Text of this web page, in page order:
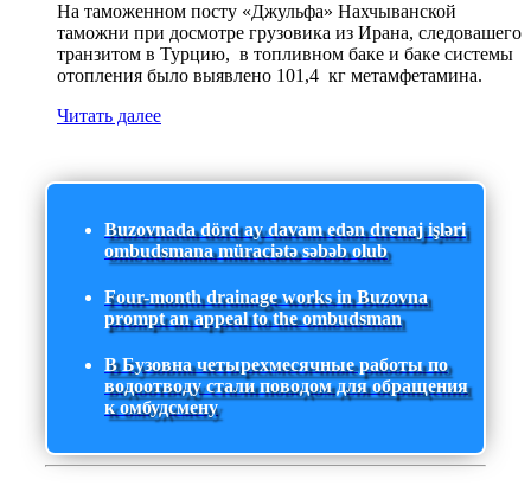
На таможенном посту «Джульфа» Нахчыванской
таможни при досмотре грузовика из Ирана, следовашего
транзитом в Турцию, в топливном баке и баке системы
отопления было выявлено 101,4 кг метамфетамина.
Читать далее
Buzovnada dörd ay davam edən drenaj işləri
ombudsmana müraciətə səbəb olub
Four-month drainage works in Buzovna
prompt an appeal to the ombudsman
В Бузовна четырехмесячные работы по
водоотводу стали поводом для обращения
к омбудсмену